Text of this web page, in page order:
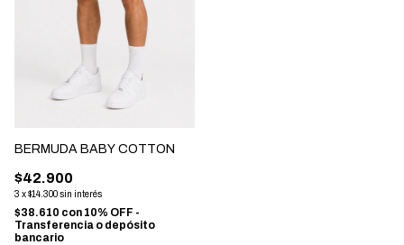
BERMUDA BABY COTTON
$42.900
3 x$14.300sin interés
$38.610 con 10% OFF -
Transferencia o depósito
bancario